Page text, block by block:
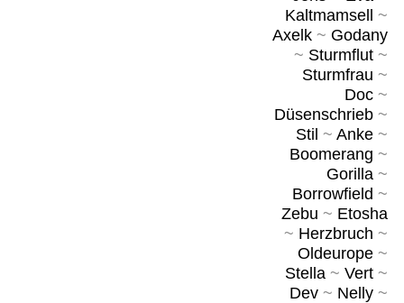
Kaltmamsell
~
Axelk~ Godany
~ Sturmflut~
Sturmfrau ~
Doc~
Düsenschrieb~
Stil ~ Anke~
Boomerang ~
Gorilla~
Borrowfield ~
Zebu ~ Etosha
~ Herzbruch ~
Oldeurope~
Stella~ Vert~
Dev~ Nelly~